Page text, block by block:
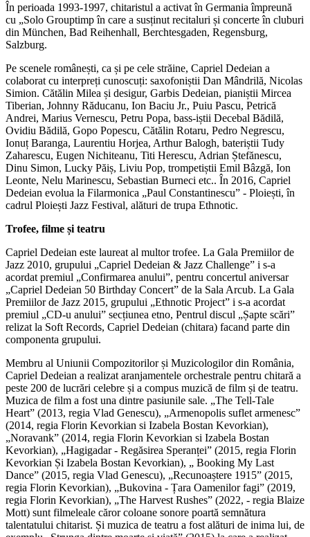
În perioada 1993-1997, chitaristul a activat în Germania împreună
cu „Solo Grouptimp în care a susținut recitaluri și concerte în cluburi
din München, Bad Reihenhall, Berchtesgaden, Regensburg,
Salzburg.
Pe scenele românești, ca și pe cele străine, Capriel Dedeian a
colaborat cu interpreți cunoscuți: saxofoniștii Dan Mândrilă, Nicolas
Simion. Cătălin Milea și desigur, Garbis Dedeian, pianiștii Mircea
Tiberian, Johnny Răducanu, Ion Baciu Jr., Puiu Pascu, Petrică
Andrei, Marius Vernescu, Petru Popa, bass-iștii Decebal Bădilă,
Ovidiu Bădilă, Gopo Popescu, Cătălin Rotaru, Pedro Negrescu,
Ionuț Baranga, Laurentiu Horjea, Arthur Balogh, bateriștii Tudy
Zaharescu, Eugen Nichiteanu, Titi Herescu, Adrian Ștefănescu,
Dinu Simon, Lucky Păiș, Liviu Pop, trompetiștii Emil Bâzgă, Ion
Leonte, Nelu Marinescu, Sebastian Burneci etc.. În 2016, Capriel
Dedeian evolua la Filarmonica „Paul Constantinescu” - Ploiești, în
cadrul Ploiești Jazz Festival, alături de trupa Ethnotic.
Trofee, filme și teatru
Capriel Dedeian este laureat al multor trofee. La Gala Premiilor de
Jazz 2010, grupului „Capriel Dedeian & Jazz Challenge” i s-a
acordat premiul „Confirmarea anului”, pentru concertul aniversar
„Capriel Dedeian 50 Birthday Concert” de la Sala Arcub. La Gala
Premiilor de Jazz 2015, grupului „Ethnotic Project” i s-a acordat
premiul „CD-u anului” secțiunea etno, Pentrul discul „Șapte scări”
relizat la Soft Records, Capriel Dedeian (chitara) facand parte din
componenta grupului.
Membru al Uniunii Compozitorilor și Muzicologilor din România,
Capriel Dedeian a realizat aranjamentele orchestrale pentru chitară a
peste 200 de lucrări celebre și a compus muzică de film și de teatru.
Muzica de film a fost una dintre pasiunile sale. „The Tell-Tale
Heart” (2013, regia Vlad Genescu), „Armenopolis suflet armenesc”
(2014, regia Florin Kevorkian si Izabela Bostan Kevorkian),
„Noravank” (2014, regia Florin Kevorkian si Izabela Bostan
Kevorkian), „Hagigadar - Regăsirea Speranței” (2015, regia Florin
Kevorkian Și Izabela Bostan Kevorkian), „ Booking My Last
Dance” (2015, regia Vlad Genescu), „Recunoaștere 1915” (2015,
regia Florin Kevorkian), „Bukovina - Țara Oamenilor fagi” (2019,
regia Florin Kevorkian), „The Harvest Rushes” (2022, - regia Blaize
Mott) sunt filmeleale căror coloane sonore poartă semnătura
talentatului chitarist. Și muzica de teatru a fost alături de inima lui, de